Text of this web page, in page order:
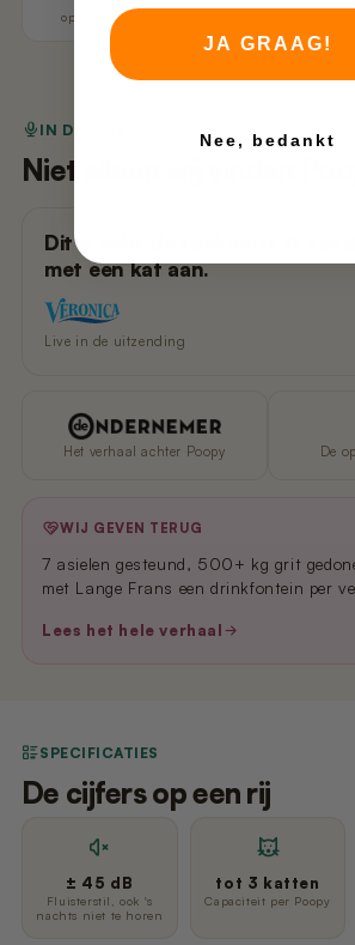
op Trustpilot
IN DE PERS
Niet alleen wij vinden
Dit is echt de toekomst. Ik
met een kat aan.
Live in de uitzending
Het verhaal achter Poopy De
WIJ GEVEN TERUG
Lees het hele verhaal
7 asielen gesteund, 500+ kg grit
met Lange Frans een drinkfontein per
SPECIFICATIES
De cijfers op een rij
± 45 dB
Fluisterstil, ook 's
nachts niet te horen
tot 3 katten
Capaciteit per Poopy
JA GRAAG!
Nee, bedankt